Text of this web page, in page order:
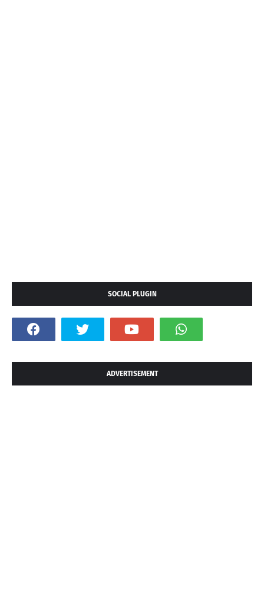
SOCIAL PLUGIN
ADVERTISEMENT